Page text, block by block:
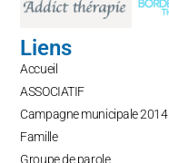
Liens
Accueil
ASSOCIATIF
Campagne municipale 2014
Famille
Groupe de parole